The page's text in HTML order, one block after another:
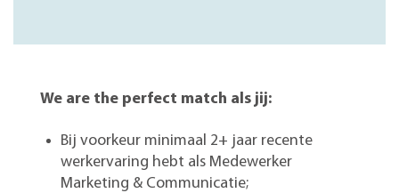
We are the perfect match als jij:
Bij voorkeur minimaal 2+ jaar recente
werkervaring hebt als Medewerker
Marketing & Communicatie;